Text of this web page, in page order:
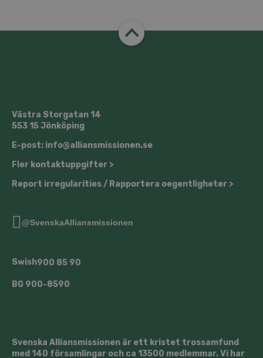
Västra Storgatan 14
553 15 Jönköping
E-post: info@alliansmissionen.se
Fler kontaktuppgifter >
Report irregularities / Rapportera oegentligheter >
@SvenskaAlliansmissionen
Swish900 85 90
BG 900-8590
Svenska Alliansmissionen är ett kristet trossamfund
med 140 församlingar och ca 13500 medlemmar. Vi har